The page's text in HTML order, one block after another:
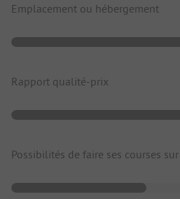
Emplacement ou hébergement
Rapport qualité-prix
Possibilités de faire ses courses